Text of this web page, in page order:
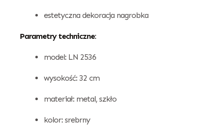
estetyczna dekoracja nagrobka
Parametry techniczne:
model: LN 2536
wysokość: 32 cm
materiał: metal, szkło
kolor: srebrny